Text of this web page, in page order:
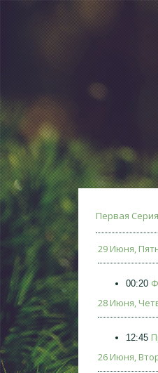
Первая Серия
29 Июня,
00:20
28 Июня,
12:45
26 Июня,